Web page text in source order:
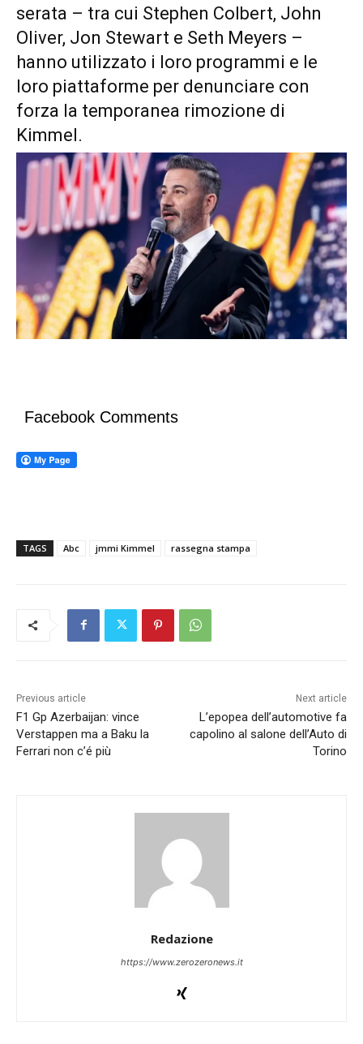
serata – tra cui Stephen Colbert, John
Oliver, Jon Stewart e Seth Meyers –
hanno utilizzato i loro programmi e le
loro piattaforme per denunciare con
forza la temporanea rimozione di
Kimmel.
Facebook Comments
TAGS Abc jmmi Kimmel rassegna stampa
Previous article
F1 Gp Azerbaijan: vince
Verstappen ma a Baku la
Ferrari non c’é più
Next article
L’epopea dell’automotive fa
capolino al salone dell’Auto di
Torino
Redazione
https://www.zerozeronews.it